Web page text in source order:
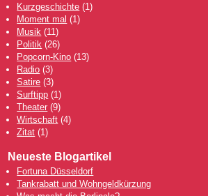
Kurzgeschichte (1)
Moment mal (1)
Musik (11)
Politik (26)
Popcorn-Kino (13)
Radio (3)
Satire (3)
Surftipp (1)
Theater (9)
Wirtschaft (4)
Zitat (1)
Neueste Blogartikel
Fortuna Düsseldorf
Tankrabatt und Wohngeldkürzung